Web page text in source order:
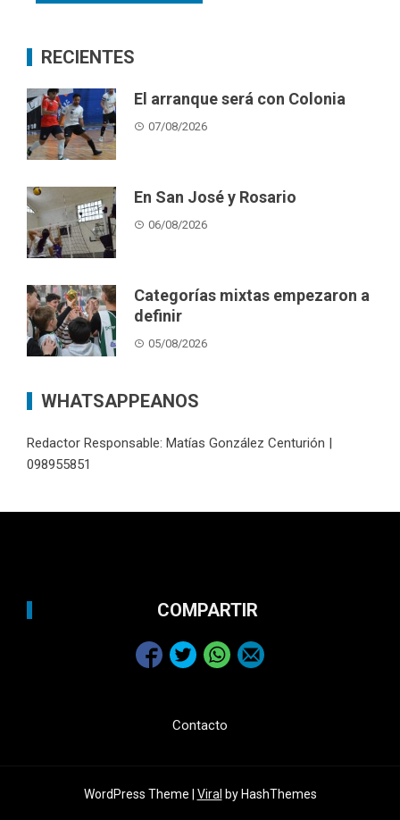
RECIENTES
El arranque será con Colonia
07/08/2026
En San José y Rosario
06/08/2026
Categorías mixtas empezaron a
definir
05/08/2026
WHATSAPPEANOS
Redactor Responsable: Matías González Centurión |
098955851
COMPARTIR
Contacto
WordPress Theme | Viral by HashThemes